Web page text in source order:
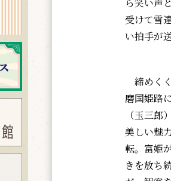
受けて雪
い拍手が
締めく
磨国姫路
（玉三
美しい魅
転。富姫
きを放ち